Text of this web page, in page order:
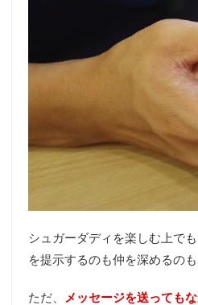
シュガーダディを楽しむ上で
を提示するのも仲を深めるの
ただ、 メッセージを送っても